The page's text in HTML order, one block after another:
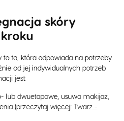
skóry
to ta, która odpowiada na potrzeby
od jej indywidualnych potrzeb
jest:
lub dwuetapowe, usuwa makijaż,
(przeczytaj więcej: Twarz -